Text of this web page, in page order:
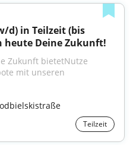
d) in Teilzeit (bis
heute Deine Zukunft!
Zukunft bietetNutze
mit unseren
Teilzeit